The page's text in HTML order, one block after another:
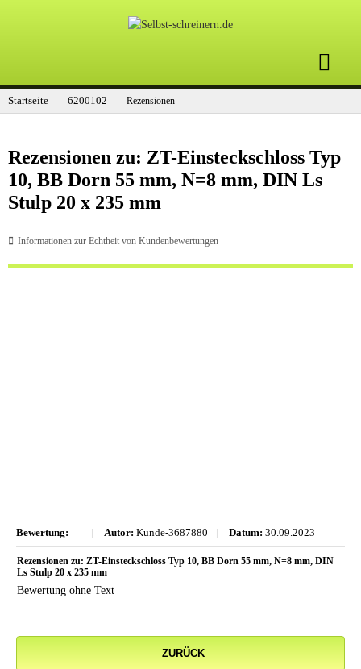
Startseite 6200102 Rezensionen
Rezensionen zu: ZT-Einsteckschloss Typ
10, BB Dorn 55 mm, N=8 mm, DIN Ls
Stulp 20 x 235 mm
Informationen zur Echtheit von Kundenbewertungen
Bewertung: | Autor: Kunde-3687880 | Datum: 30.09.2023
Rezensionen zu: ZT-Einsteckschloss Typ 10, BB Dorn 55 mm, N=8 mm, DIN
Ls Stulp 20 x 235 mm
Bewertung ohne Text
ZURÜCK